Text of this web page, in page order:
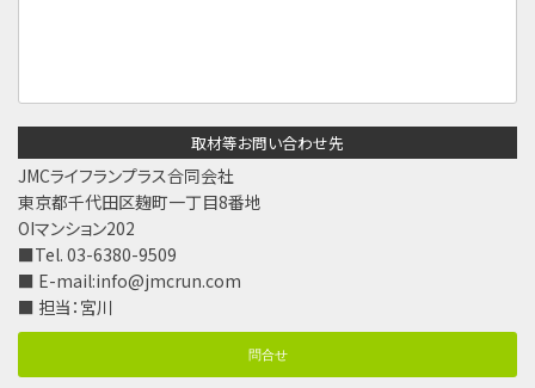
取材等お問い合わせ先
JMCライフランプラス合同会社
東京都千代田区麹町一丁目8番地
OIマンション202
■Tel. 03-6380-9509
■ E-mail:info@jmcrun.com
■ 担当：宮川
問合せ